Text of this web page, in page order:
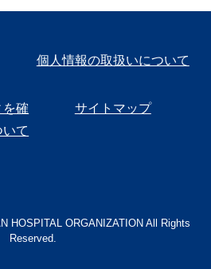
個人情報の取扱いについて
を確
て
サイトマップ
HOSPITAL ORGANIZATION All Rights
Reserved.